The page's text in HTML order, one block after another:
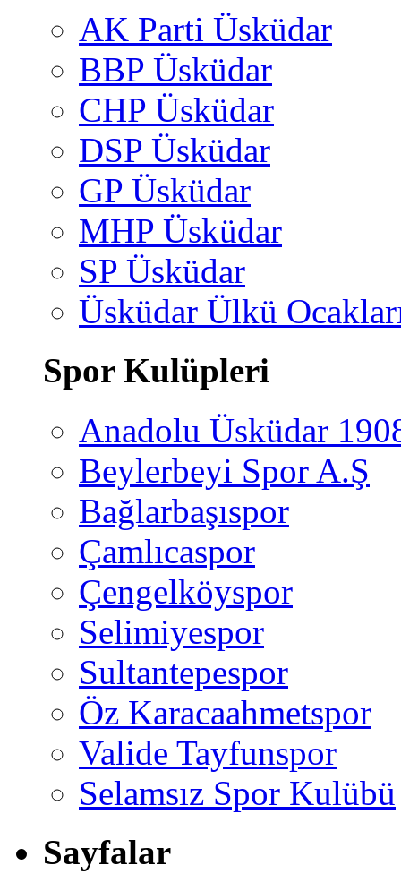
AK Parti Üsküdar
BBP Üsküdar
CHP Üsküdar
DSP Üsküdar
GP Üsküdar
MHP Üsküdar
SP Üsküdar
Üsküdar Ülkü
Spor Kulüpleri
Anadolu Üsküdar
Beylerbeyi Spor A.Ş
Bağlarbaşıspor
Çamlıcaspor
Çengelköyspor
Selimiyespor
Sultantepespor
Öz Karacaahmetspor
Valide Tayfunspor
Selamsız Spor Kulübü
Sayfalar